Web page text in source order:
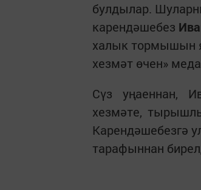
булдылар.
карендәшебез
халык тормышын
хезмәт өчен»
Сүз уңаеннан,
хезмәте,
Карендәшебезгә
тарафыннан